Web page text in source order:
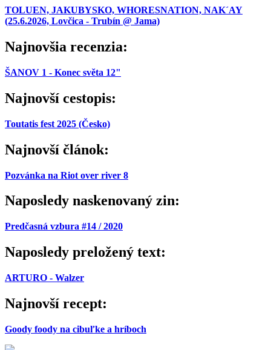
TOLUEN, JAKUBYSKO, WHORESNATION, NAK´AY
(25.6.2026, Lovčica - Trubín @ Jama)
Najnovšia recenzia:
ŠANOV 1 - Konec světa 12"
Najnovší cestopis:
Toutatis fest 2025 (Česko)
Najnovší článok:
Pozvánka na Riot over river 8
Naposledy naskenovaný zin:
Predčasná vzbura #14 / 2020
Naposledy preložený text:
ARTURO - Walzer
Najnovší recept:
Goody foody na cibuľke a hríboch